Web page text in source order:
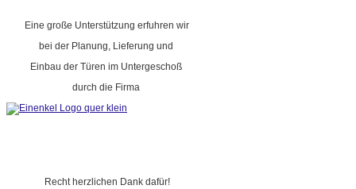
Eine große Unterstützung erfuhren wir
bei der Planung, Lieferung und
Einbau der Türen im Untergeschoß
durch die Firma
Recht herzlichen Dank dafür!